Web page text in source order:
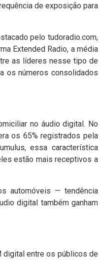
de exposição para
pelo tudoradio.com,
Extended Radio, a média
as líderes nesse tipo de
os números consolidados
no áudio digital. No
os 65% registrados pela
essa característica
estão mais receptivos a
automóveis — tendência
digital também ganham
digital entre os públicos de